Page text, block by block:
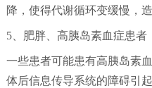
降，使得代谢循环变缓慢，
5、肥胖、高胰岛素血症患者
一些患者可能患有高胰岛素
体后信息传导系统的障碍引